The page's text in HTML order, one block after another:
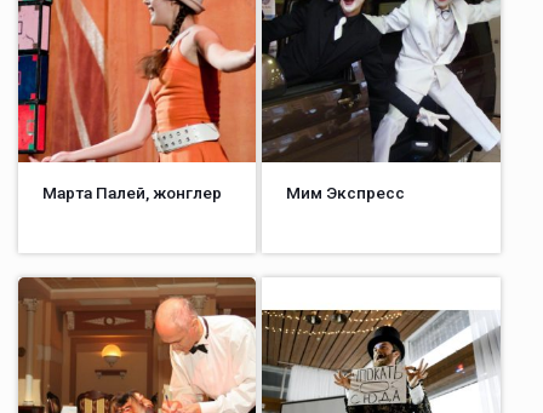
Марта Палей, жонглер Мим Экспресс